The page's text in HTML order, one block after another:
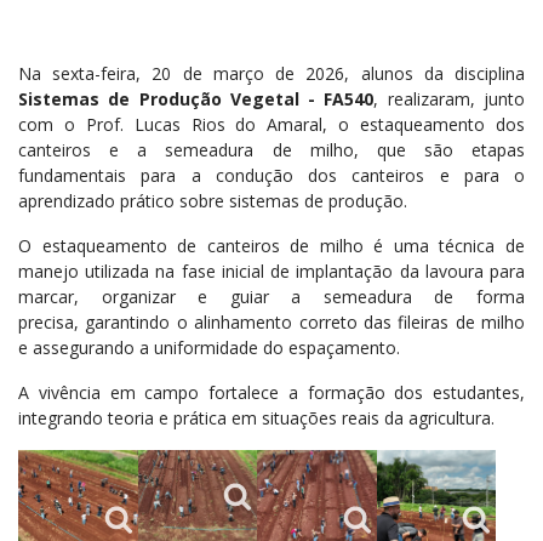
Na sexta-feira, 20 de março de 2026, alunos da disciplina
Sistemas de Produção Vegetal - FA540, realizaram, junto
com o Prof. Lucas Rios do Amaral, o estaqueamento dos
canteiros e a semeadura de milho, que são etapas
fundamentais para a condução dos canteiros e para o
aprendizado prático sobre sistemas de produção.
O estaqueamento de canteiros de milho é uma técnica de
manejo utilizada na fase inicial de implantação da lavoura para
marcar, organizar e guiar a semeadura de forma
precisa, garantindo o alinhamento correto das fileiras de milho
e assegurando a uniformidade do espaçamento.
A vivência em campo fortalece a formação dos estudantes,
integrando teoria e prática em situações reais da agricultura.